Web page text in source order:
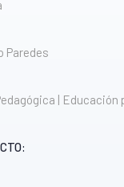
Paredes
| Educación